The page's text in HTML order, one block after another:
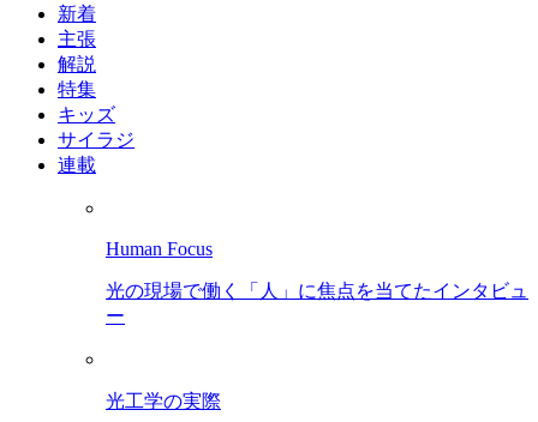
新着
主張
解説
特集
キッズ
サイラジ
連載
Human Focus
光の現場で働く「人」に焦点を当てたインタビュ
ー
光工学の実際